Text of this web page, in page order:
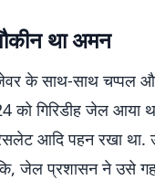
था अमन
के साथ-साथ चप्पल
को गिरिडीह जेल आया
आदि पहन रखा
जेल प्रशासन ने उसे